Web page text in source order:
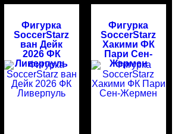
Фигурка
SoccerStarz
ван Дейк
2026 ФК
Ливерпуль
Фигурка
SoccerStarz
Хакими ФК
Пари Сен-
Жермен